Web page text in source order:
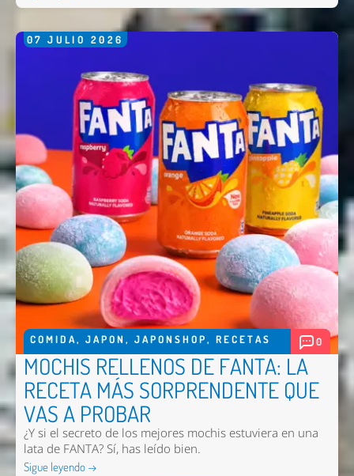
07 JULIO 2026
COMIDA, JAPON , JAPONSHOP, RECETAS 0
MOCHIS RELLENOS DE FANTA: LA
RECETA MÁS SORPRENDENTE QUE
VAS A PROBAR
¿Y si el secreto de los mejores mochis estuviera en una
lata de FANTA? Sí, has leído bien.
Sigue leyendo →
Nombre *
Email *
Comentario *
Enviar